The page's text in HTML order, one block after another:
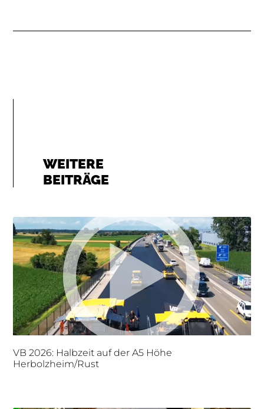
WEITERE
BEITRÄGE
VB 2026: Halbzeit auf der A5 Höhe
Herbolzheim/Rust